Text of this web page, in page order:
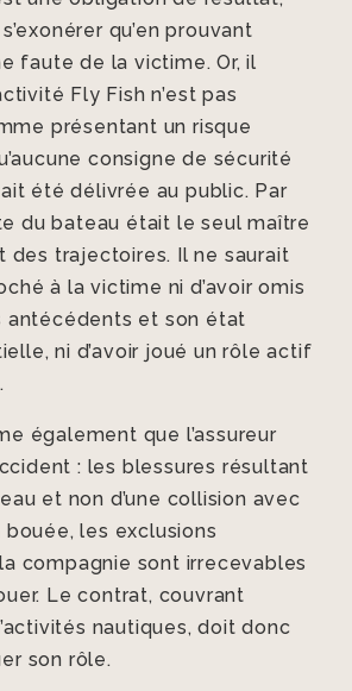
qu’en prouvant
faute de la victime. Or, il
Fly Fish n’est pas
présentant un risque
consigne de sécurité
été délivrée au public. Par
du bateau était le seul maître
des trajectoires. Il ne saurait
à la victime ni d’avoir omis
antécédents et son état
ni d’avoir joué un rôle actif
également que l’assureur
: les blessures résultant
et non d’une collision avec
les exclusions
compagnie sont irrecevables
Le contrat, couvrant
nautiques, doit donc
son rôle.